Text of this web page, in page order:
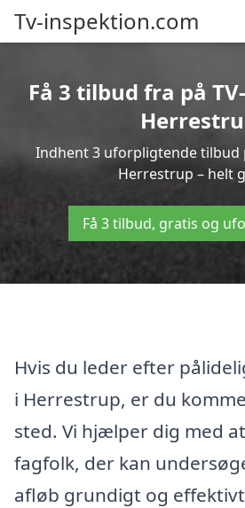
Tv-inspektion.com
Få 3 tilbud fra på
Indhent 3 uforpligtende tilbud
Herrestrup – helt
Få 3 tilbud, gratis og
Hvis du leder efter
i Herrestrup, er du
sted. Vi hjælper dig med
fagfolk, der kan
afløb grundigt og